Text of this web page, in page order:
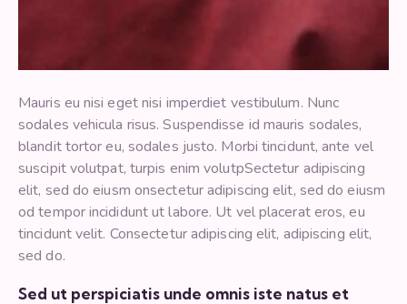
Mauris eu nisi eget nisi imperdiet vestibulum. Nunc
sodales vehicula risus. Suspendisse id mauris sodales,
blandit tortor eu, sodales justo. Morbi tincidunt, ante vel
suscipit volutpat, turpis enim volutpSectetur adipiscing
elit, sed do eiusm onsectetur adipiscing elit, sed do eiusm
od tempor incididunt ut labore. Ut vel placerat eros, eu
tincidunt velit. Consectetur adipiscing elit, adipiscing elit,
sed do.
Sed ut perspiciatis unde omnis iste natus et